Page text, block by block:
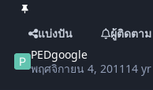
แบ่งปัน
ผู้ติดตาม
PEDgoogle
พฤศจิกายน 4, 2011 14 yr